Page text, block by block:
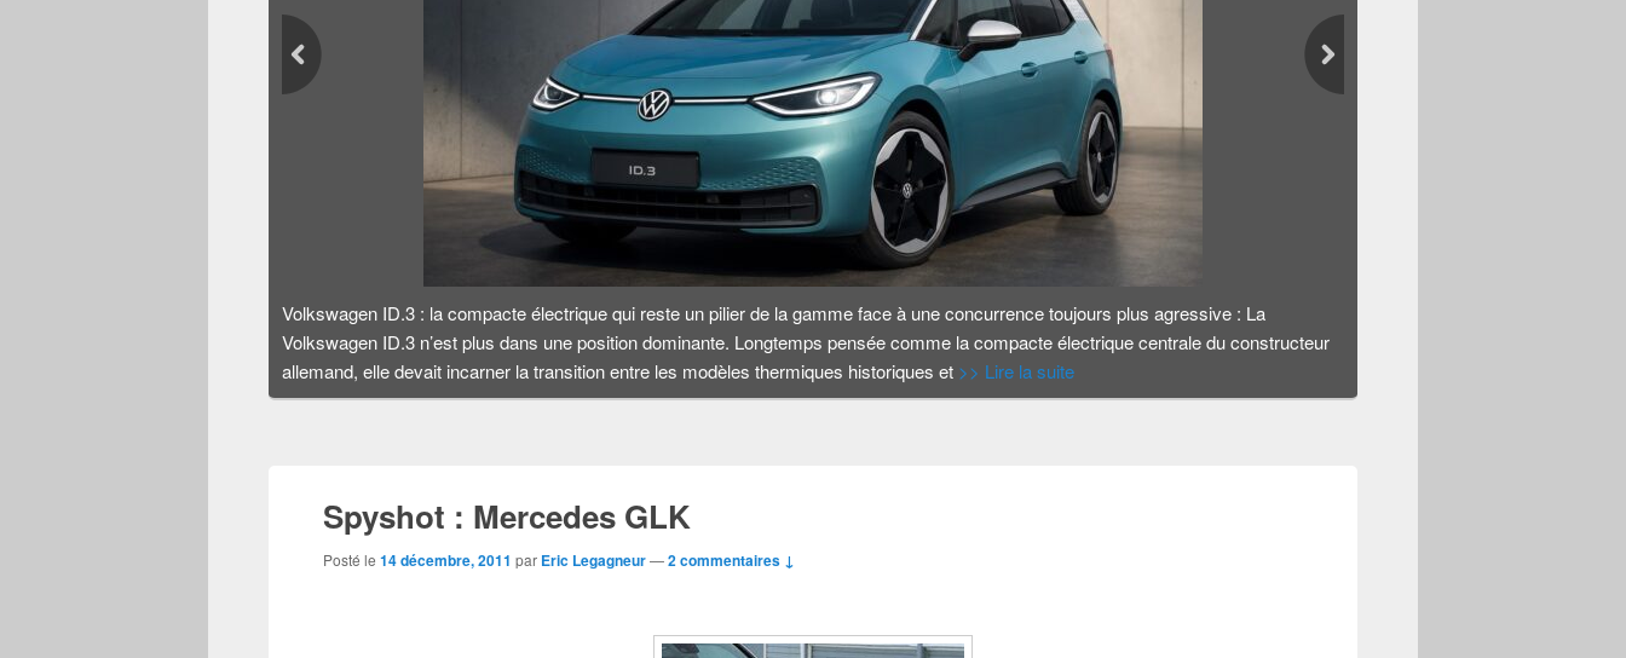
Volkswagen ID.3 : la compacte électrique qui reste un pilier de la gamme face à une concurrence toujours plus agressive : La
Volkswagen ID.3 n’est plus dans une position dominante. Longtemps pensée comme la compacte électrique centrale du constructeur
allemand, elle devait incarner la transition entre les modèles thermiques historiques et >> Lire la suite
Spyshot : Mercedes GLK
Posté le 14 décembre, 2011 par Eric Legagneur—2 commentaires ↓